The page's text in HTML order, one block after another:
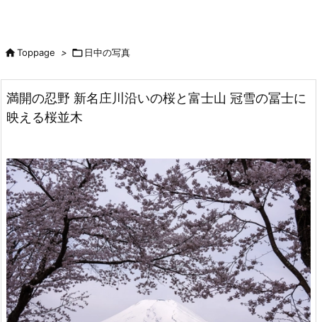
Toppage >  日中の写真
満開の忍野 新名庄川沿いの桜と富士山 冠雪の冨士に
映える桜並木